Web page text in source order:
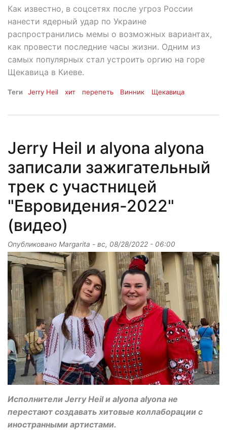
Как известно, в соцсетях после угроз России
нанести ядерный удар по Украине
распространились мемы о возможных вариантах,
как провести последние часы жизни. Одним из
самых популярных стал устроить оргию на горе
Щекавица в Киеве.
Теги Jerry Heil хит перепеть Винник Щекавица
Jerry Heil и alyona alyona
записали зажигательный
трек с участницей
"Евровидения-2022"
(видео)
Опубликовано Margarita - вс, 08/28/2022 - 06:00
Исполнители Jerry Heil и alyona alyona не
перестают создавать хитовые коллаборации с
иностранными артистами.